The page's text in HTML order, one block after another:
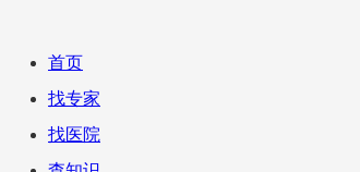
首页
找专家
找医院